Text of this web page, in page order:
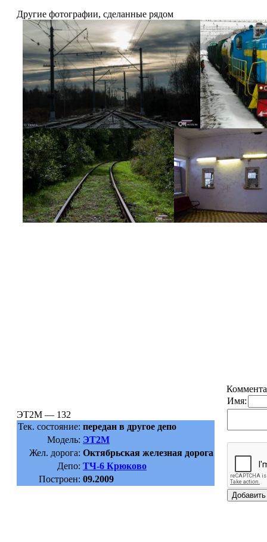
Другие фотографии, сделанные рядом
ЭТ2М — 132
Тек. состояние: передан в другое депо
Модель: ЭТ2М
Жел. дорога: Октябрьская железная дорога
Депо: ТЧ-6 Крюково
Построен: 09.2009
Имя: